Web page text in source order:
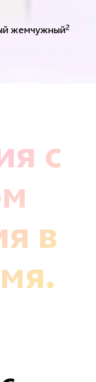
жемчужный2
с
в